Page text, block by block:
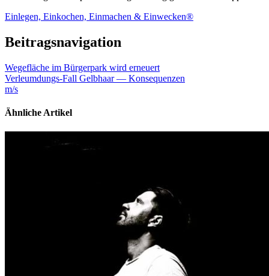
Einlegen, Einkochen, Einmachen & Einwecken®
Beitragsnavigation
Wegefläche im Bürgerpark wird erneuert
Verleumdungs-Fall Gelbhaar — Konsequenzen
m/s
Ähnliche Artikel